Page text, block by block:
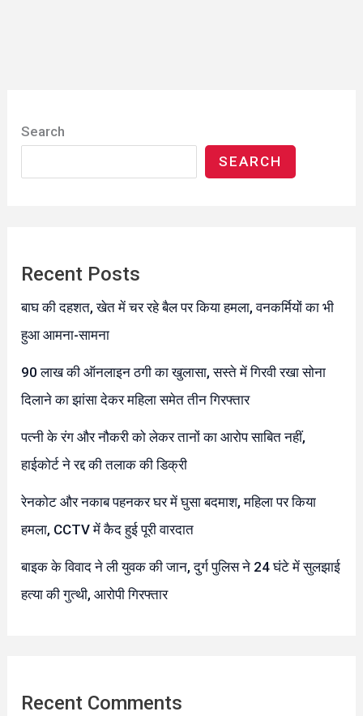
Search
SEARCH
Recent Posts
बाघ की दहशत, खेत में चर रहे बैल पर किया हमला, वनकर्मियों का भी
हुआ आमना-सामना
90 लाख की ऑनलाइन ठगी का खुलासा, सस्ते में गिरवी रखा सोना
दिलाने का झांसा देकर महिला समेत तीन गिरफ्तार
पत्नी के रंग और नौकरी को लेकर तानों का आरोप साबित नहीं,
हाईकोर्ट ने रद्द की तलाक की डिक्री
रेनकोट और नकाब पहनकर घर में घुसा बदमाश, महिला पर किया
हमला, CCTV में कैद हुई पूरी वारदात
बाइक के विवाद ने ली युवक की जान, दुर्ग पुलिस ने 24 घंटे में सुलझाई
हत्या की गुत्थी, आरोपी गिरफ्तार
Recent Comments